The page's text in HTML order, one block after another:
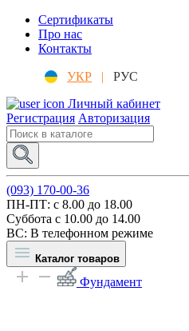
Сертификаты
Про нас
Контакты
УКР |
РУС
Личный кабинет
Регистрация Авторизация
(093) 170-00-36
ПН-ПТ: c 8.00 до 18.00
Суббота с 10.00 до 14.00
ВС: В телефонном режиме
Каталог товаров
Фундамент